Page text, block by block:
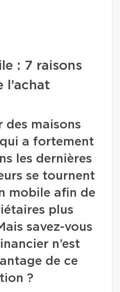
: 7 raisons
l’achat
des maisons
a fortement
les dernières
se tournent
mobile afin de
plus
savez-vous
n’est
de ce
?